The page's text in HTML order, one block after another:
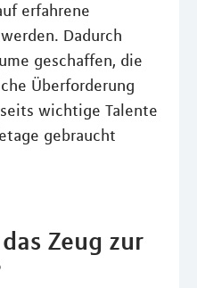
erfahrene
Dadurch
geschaffen, die
Überforderung
wichtige Talente
gebraucht
Zeug zur